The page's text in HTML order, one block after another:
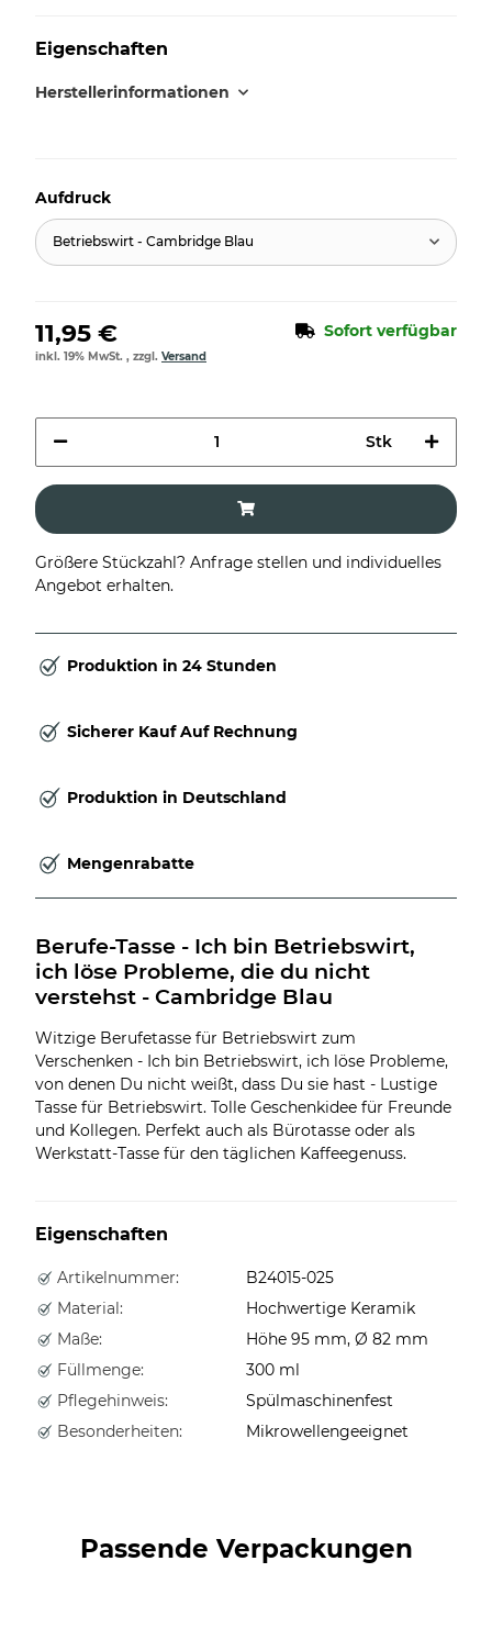
Eigenschaften
Herstellerinformationen
Aufdruck
Betriebswirt - Cambridge Blau
11,95 € Sofort verfügbar
inkl. 19% MwSt. , zzgl. Versand
Stk
Größere Stückzahl? Anfrage stellen und individuelles
Angebot erhalten.
Produktion in 24 Stunden
Sicherer Kauf Auf Rechnung
Produktion in Deutschland
Mengenrabatte
Berufe-Tasse - Ich bin Betriebswirt,
ich löse Probleme, die du nicht
verstehst - Cambridge Blau
Witzige Berufetasse für Betriebswirt zum
Verschenken - Ich bin Betriebswirt, ich löse Probleme,
von denen Du nicht weißt, dass Du sie hast - Lustige
Tasse für Betriebswirt. Tolle Geschenkidee für Freunde
und Kollegen. Perfekt auch als Bürotasse oder als
Werkstatt-Tasse für den täglichen Kaffeegenuss.
Eigenschaften
Artikelnummer:
B24015-025
Material:
Hochwertige Keramik
Maße:
Höhe 95 mm, Ø 82 mm
Füllmenge:
300 ml
Pflegehinweis:
Spülmaschinenfest
Besonderheiten:
Mikrowellengeeignet
Passende Verpackungen